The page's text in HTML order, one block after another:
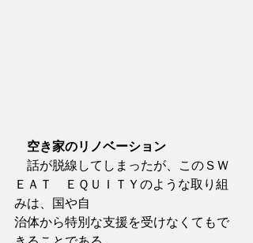
空き家のリノベーション
話が脱線してしまったが、このＳＷ
ＥＡＴ　ＥＱＵＩＴＹのような取り組
みは、国や自
治体から特別な支援を受けなくてもで